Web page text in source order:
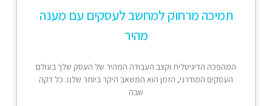
תמיכה מרחוק למחשב לעסקים עם מענה
מהיר
המהפכה הדיגיטלית וקצב העבודה המהיר של העסק שלך בעולם
העסקים המודרני, הזמן הוא המשאב היקר ביותר שלנו. כל דקה
שבה